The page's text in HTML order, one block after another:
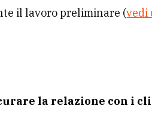
il lavoro preliminare (vedi
la relazione con i